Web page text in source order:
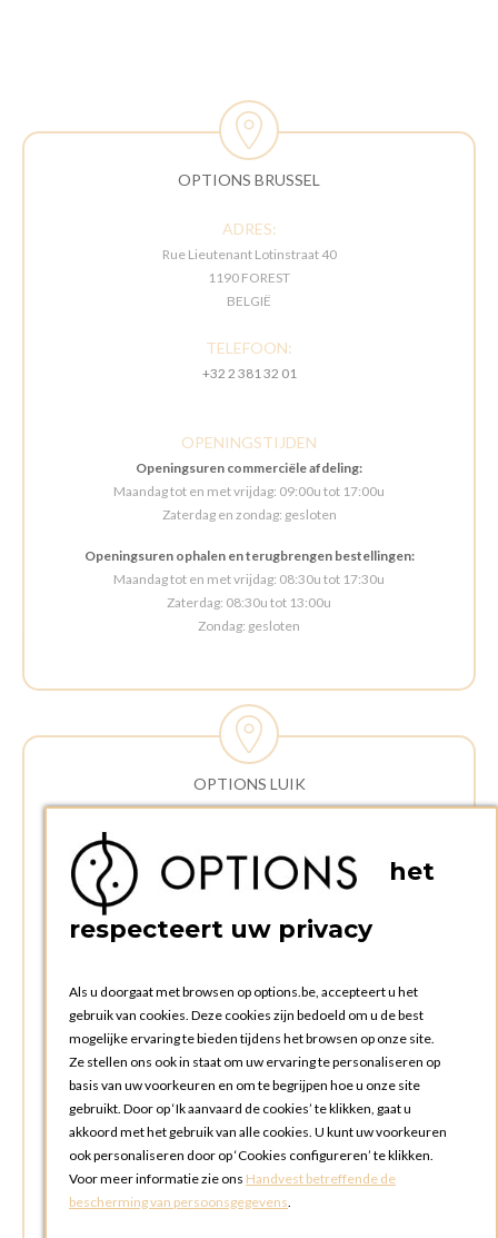
OPTIONS BRUSSEL
ADRES:
Rue Lieutenant Lotinstraat 40
1190 FOREST
BELGIË
TELEFOON:
+32 2 381 32 01
OPENINGSTIJDEN
Openingsuren commerciële afdeling:
Maandag tot en met vrijdag: 09:00u tot 17:00u
Zaterdag en zondag: gesloten
Openingsuren ophalen en terugbrengen bestellingen:
Maandag tot en met vrijdag: 08:30u tot 17:30u
Zaterdag: 08:30u tot 13:00u
Zondag: gesloten
OPTIONS LUIK
Rue Delvaux 21
4340 AWANS (Othee)
OPENINGSTIJDEN
Openingsuren commerciële afdeling:
Maandag tot en met vrijdag: 09:00u tot 17:00u
Zaterdag en zondag: gesloten
Openingsuren ophalen en terugbrengen bestellingen:
Maandag tot en met vrijdag: 08:30u tot 17:30u
Zaterdag en zondag : gesloten (afhaling via box mogelijk)
het
respecteert uw privacy
Als u doorgaat met browsen op options.be, accepteert u het
gebruik van cookies. Deze cookies zijn bedoeld om u de best
mogelijke ervaring te bieden tijdens het browsen op onze site.
Ze stellen ons ook in staat om uw ervaring te personaliseren op
basis van uw voorkeuren en om te begrijpen hoe u onze site
gebruikt. Door op ‘Ik aanvaard de cookies’ te klikken, gaat u
akkoord met het gebruik van alle cookies. U kunt uw voorkeuren
ook personaliseren door op ‘Cookies configureren’ te klikken.
Voor meer informatie zie ons Handvest betreffende de
bescherming van persoonsgegevens.